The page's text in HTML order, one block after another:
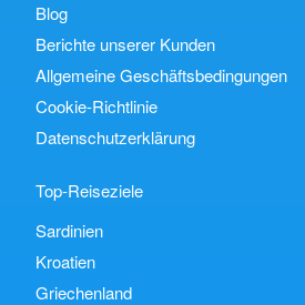
Blog
Berichte unserer Kunden
Allgemeine Geschäftsbedingungen
Cookie-Richtlinie
Datenschutzerklärung
Top-Reiseziele
Sardinien
Kroatien
Griechenland